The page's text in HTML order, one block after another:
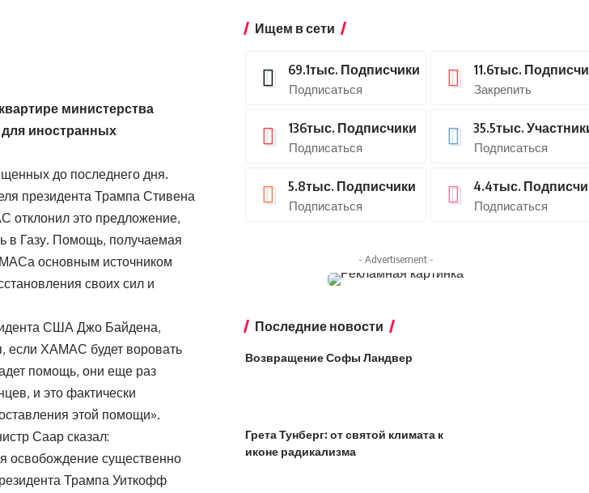
министерства
иностранных
до последнего дня.
президента Трампа Стивена
отклонил это предложение,
в Газу. Помощь, получаемая
основным источником
своих сил и
США Джо Байдена,
если ХАМАС будет воровать
помощь, они еще раз
и это фактически
этой помощи».
Саар сказал:
освобождение существенно
Трампа Уиткофф
Ищем в сети
69.1тыс. Подписчики
Подписаться
11.6тыс.
Закрепить
136тыс. Подписчики
Подписаться
35.5тыс.
Подписаться
5.8тыс. Подписчики
Подписаться
4.4тыс.
Подписаться
- Advertisement -
Последние новости
Возвращение Софы Ландвер
Грета Тунберг: от святой климата к
иконе радикализма